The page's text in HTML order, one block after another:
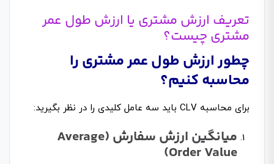
تعریف ارزش مشتری یا ارزش طول عمر
مشتری چیست؟
چطور ارزش طول عمر مشتری را
محاسبه کنیم؟
برای محاسبه CLV باید سه عامل کلیدی را در نظر بگیرید:
میانگین ارزش سفارش (Average
Order Value)